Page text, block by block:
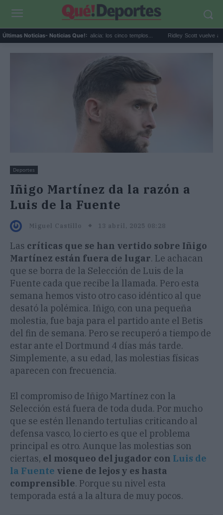
Últimas Noticias- Noticias Que!:
Café de especialidad en Galicia: los cinco templos... Ridley Scott vuelve a la
Deportes
Iñigo Martínez da la razón a
Luis de la Fuente
Miguel Castillo 13 abril, 2025 08:28
Las críticas que se han vertido sobre Iñigo
Martínez están fuera de lugar. Le achacan
que se borra de la Selección de Luis de la
Fuente cada que recibe la llamada. Pero esta
semana hemos visto otro caso idéntico al que
desató la polémica. Iñigo, con una pequeña
molestia, fue baja para el partido ante el Betis
del fin de semana. Pero se recuperó a tiempo de
estar ante el Dortmund 4 días más tarde.
Simplemente, a su edad, las molestias físicas
aparecen con frecuencia.
El compromiso de Iñigo Martínez con la
Selección está fuera de toda duda. Por mucho
que se estén llenando tertulias criticando al
defensa vasco, lo cierto es que el problema
principal es otro. Aunque las molestias son
ciertas, el mosqueo del jugador con Luis de
la Fuente viene de lejos y es hasta
comprensible. Porque su nivel esta
temporada está a la altura de muy pocos.